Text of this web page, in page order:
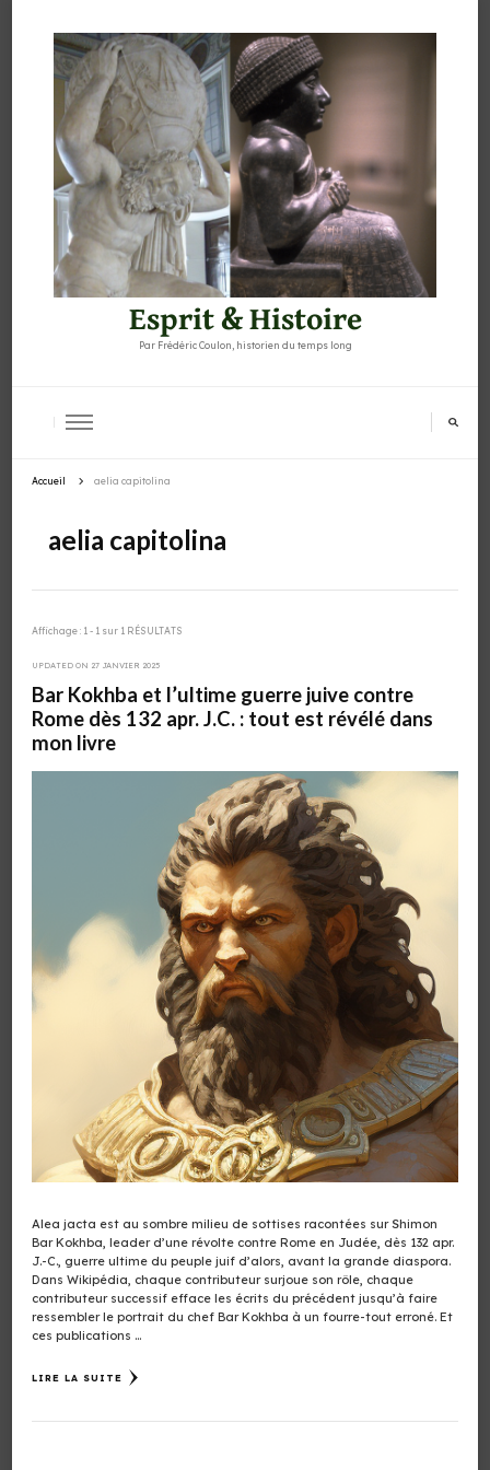
Esprit & Histoire
Par Frédéric Coulon, historien du temps long
Accueil aelia capitolina
aelia capitolina
Affichage : 1 - 1 sur 1 RÉSULTATS
UPDATED ON 27 JANVIER 2025
Bar Kokhba et l’ultime guerre juive contre
Rome dès 132 apr. J.C. : tout est révélé dans
mon livre
Alea jacta est au sombre milieu de sottises racontées sur Shimon
Bar Kokhba, leader d’une révolte contre Rome en Judée, dès 132 apr.
J.-C., guerre ultime du peuple juif d’alors, avant la grande diaspora.
Dans Wikipédia, chaque contributeur surjoue son rôle, chaque
contributeur successif efface les écrits du précédent jusqu’à faire
ressembler le portrait du chef Bar Kokhba à un fourre-tout erroné. Et
ces publications …
LIRE LA SUITE